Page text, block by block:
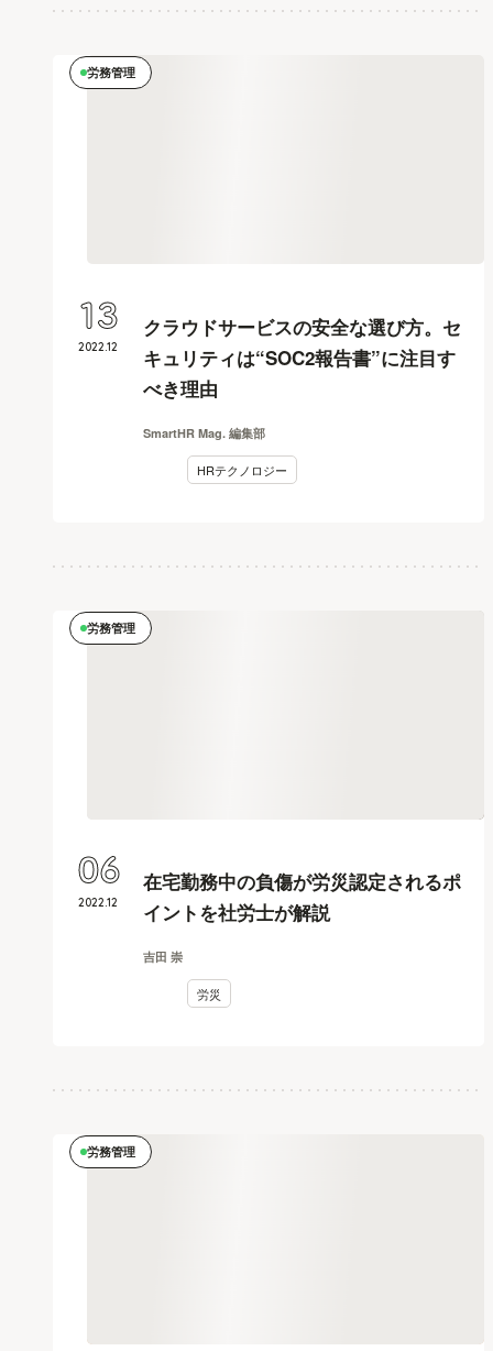
労務管理
クラウドサービスの安全な選び方。セ
キュリティは“SOC2報告書”に注目す
べき理由
SmartHR Mag. 編集部
HRテクノロジー
2022.12
13
労務管理
在宅勤務中の負傷が労災認定されるポ
イントを社労士が解説
吉田 崇
労災
2022 .12
06
労務管理